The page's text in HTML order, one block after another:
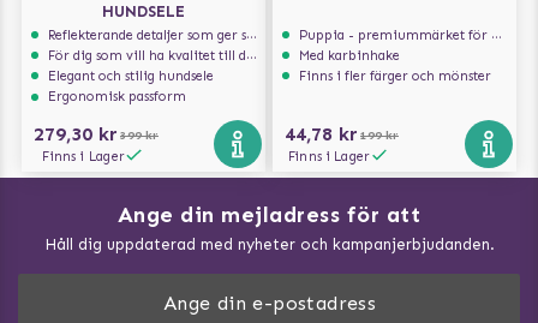
HUNDSELE
Reflekterande detaljer som ger synlighet i svagt ljus
För dig som vill ha kvalitet till din hund!
Elegant och stilig hundsele
Ergonomisk passform
279,30 kr 399 kr
Finns i Lager
Puppia - premiummärket för hundselar
Med karbinhake
Finns i fler färger och mönster
44,78 kr 199 kr
Finns i Lager
Ange din mejladress för att
Håll dig uppdaterad med nyheter och kampanjerbjudanden.
Vad kan hundar äta?